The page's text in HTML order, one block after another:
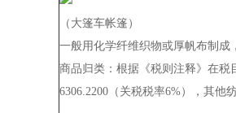
（大篷车帐篷）
一般用化学纤维织物或厚帆布制成
商品归类： 根据《税则注释》在税
6306.2200（关税税率6%），其他